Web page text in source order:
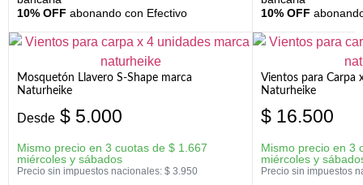
10% OFF abonando con Efectivo
10% OFF
Mosquetón Llavero S-Shape marca
Naturheike
Desde $ 5.000
Mismo precio en 3 cuotas de $ 1.667
miércoles y sábados
Precio sin impuestos nacionales: $ 3.950
Vientos para Carpa
Naturheike
$ 16.500
Mismo precio en 3
miércoles y
Precio sin impuestos